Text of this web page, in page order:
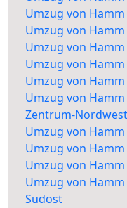
Umzug von
Umzug von
Umzug von
Umzug von
Umzug von
Umzug von
Zentrum-Nordwest
Umzug von
Umzug von
Umzug von
Umzug von
Südost